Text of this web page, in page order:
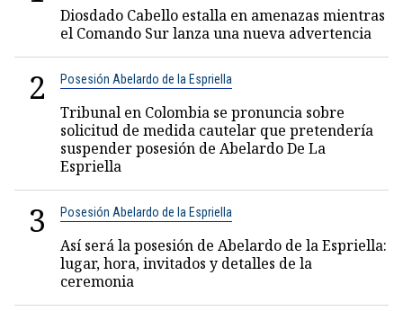
Diosdado Cabello estalla en amenazas mientras
el Comando Sur lanza una nueva advertencia
2 Posesión Abelardo de la Espriella
Tribunal en Colombia se pronuncia sobre
solicitud de medida cautelar que pretendería
suspender posesión de Abelardo De La
Espriella
3 Posesión Abelardo de la Espriella
Así será la posesión de Abelardo de la Espriella:
lugar, hora, invitados y detalles de la
ceremonia